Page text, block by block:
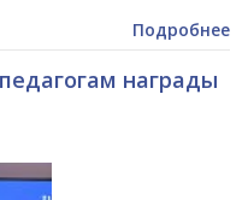
Подробнее
награды